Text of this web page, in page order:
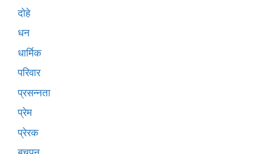
दोहे
धन
धार्मिक
परिवार
प्रसन्नता
प्रेम
प्रेरक